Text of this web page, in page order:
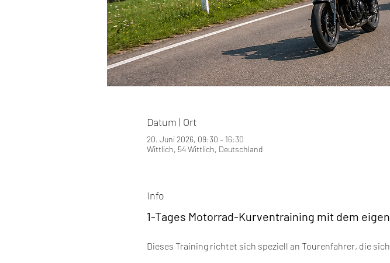
Datum | Ort
20. Juni 2026, 09:30 – 16:30
Wittlich, 54 Wittlich, Deutschland
Info
1-Tages Motorrad-Kurventraining mit dem
Dieses Training richtet sich speziell an Tourenfahrer, die